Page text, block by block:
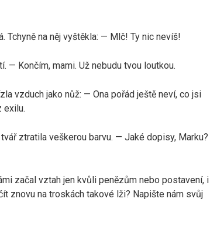
Tchyně na něj vyštěkla: — Mlč! Ty nic nevíš!
— Končím, mami. Už nebudu tvou loutkou.
vzduch jako nůž: — Ona pořád ještě neví, co jsi
exilu.
ztratila veškerou barvu. — Jaké dopisy, Marku?
začal vztah jen kvůli penězům nebo postavení, i
znovu na troskách takové lži? Napište nám svůj